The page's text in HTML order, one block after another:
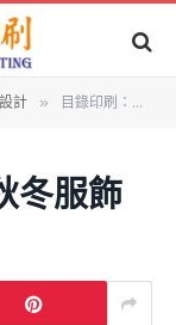
計 » 目錄印刷：BERNINI秋冬服飾目錄
冬服飾